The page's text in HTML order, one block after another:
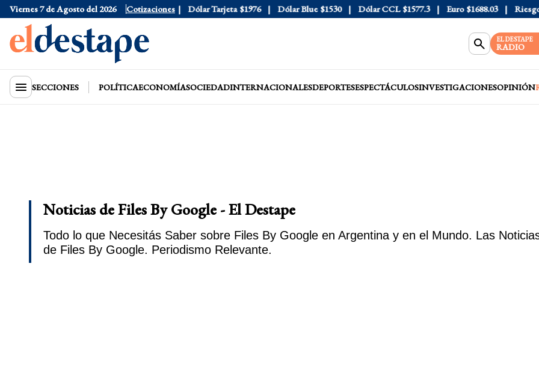
Viernes 7 de Agosto del 2026 Cotizaciones
Dólar Oficial $1520 Dólar Tarjeta $1976 Dólar Blue $1530 Dólar CCL $1577.3 Euro $1688.03 Riesgo
EL DESTAPE
RADIO
SECCIONES POLÍTICAECONOMÍASOCIEDADINTERNACIONALESDEPORTESESPECTÁCULOSINVESTIGACIONESOPINIÓN
Noticias de Files By Google - El Destape
Todo lo que Necesitás Saber sobre Files By Google en Argentina y en el Mundo. Las
de Files By Google. Periodismo Relevante.